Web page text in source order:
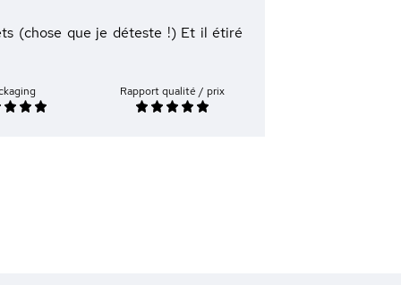
(chose que je déteste !) Et il étiré
Rapport qualité / prix